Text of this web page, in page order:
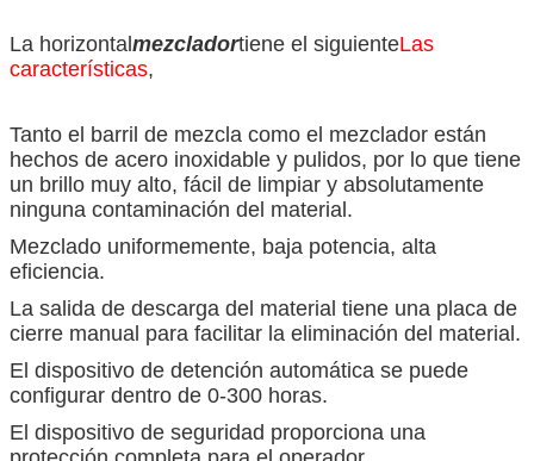
La horizontalmezcladortiene el siguienteLas
características,
Tanto el barril de mezcla como el mezclador están
hechos de acero inoxidable y pulidos, por lo que tiene
un brillo muy alto, fácil de limpiar y absolutamente
ninguna contaminación del material.
Mezclado uniformemente, baja potencia, alta
eficiencia.
La salida de descarga del material tiene una placa de
cierre manual para facilitar la eliminación del material.
El dispositivo de detención automática se puede
configurar dentro de 0-300 horas.
El dispositivo de seguridad proporciona una